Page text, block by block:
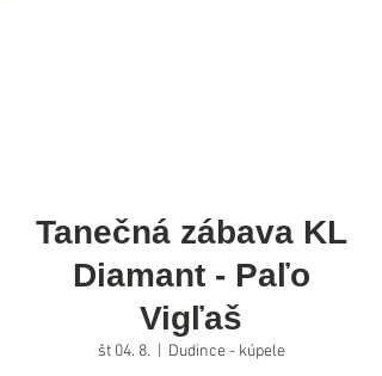
Tanečná zábava KL
Diamant - Paľo
Vigľaš
št 04. 8. Dudince - kúpele